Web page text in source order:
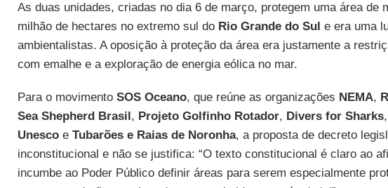
As duas unidades, criadas no dia 6 de março, protegem uma área de
milhão de hectares no extremo sul doRio Grande do Sul e era uma
ambientalistas. A oposição à proteção da área era justamente a
com emalhe e a exploração de energia eólica no mar.
Para o movimento SOS Oceano, que reúne as organizações NEMA,
Sea Shepherd Brasil, Projeto Golfinho Rotador, Divers for Sharks,
Unescoe Tubarões e Raias de Noronha, a proposta de decreto
inconstitucional e não se justifica: “O texto constitucional é claro ao
incumbe ao Poder Público definir áreas para serem especialmente